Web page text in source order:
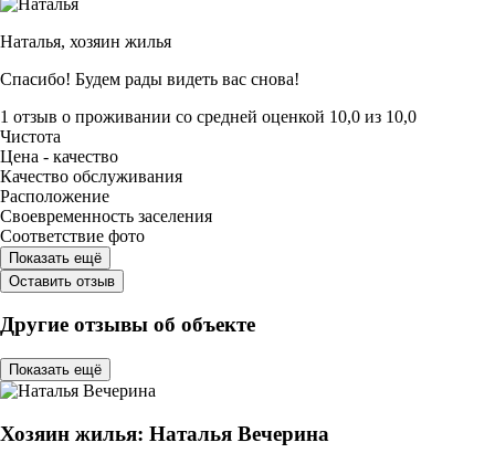
Наталья, хозяин жилья
Спасибо! Будем рады видеть вас снова!
1 отзыв о проживании со средней оценкой 10,0 из 10,0
Чистота
Цена - качество
Качество обслуживания
Расположение
Своевременность заселения
Соответствие фото
Показать ещё
Оставить отзыв
Другие отзывы об объекте
Показать ещё
Хозяин жилья: Наталья Вечерина